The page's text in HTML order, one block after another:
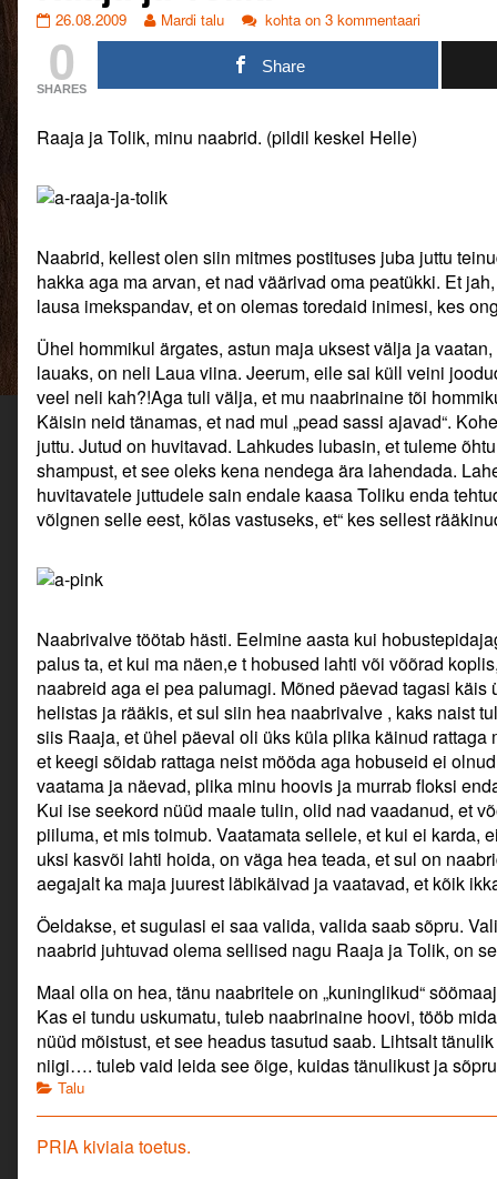
Raaja
Tolik.
published
on
26.08.2009
Read
more
of
Tolik.,
Mardi talu
Raaja
ja
Tolik.
kohta on 3 kommentaari
0
SHARES
Share
Raaja ja Tolik, minu naabrid. (pildil keskel Helle)
Naabrid, kellest olen siin mitmes postituses juba juttu
hakka aga ma arvan, et nad väärivad oma peatükki. Et
lausa imekspandav, et on olemas toredaid inimesi, kes
Ühel hommikul ärgates, astun maja uksest välja ja
lauaks, on neli Laua viina. Jeerum, eile sai küll veini
veel neli kah?!Aga tuli välja, et mu naabrinaine tõi
Käisin neid tänamas, et nad mul „pead sassi ajavad“.
juttu. Jutud on huvitavad. Lahkudes lubasin, et tuleme
shampust, et see oleks kena nendega ära lahendada.
huvitavatele juttudele sain endale kaasa Toliku enda
võlgnen selle eest, kõlas vastuseks, et“ kes sellest
Naabrivalve töötab hästi. Eelmine aasta kui
palus ta, et kui ma näen,e t hobused lahti või võõrad
naabreid aga ei pea palumagi. Mõned päevad tagasi käis
helistas ja rääkis, et sul siin hea naabrivalve , kaks naist
siis Raaja, et ühel päeval oli üks küla plika käinud rattaga
et keegi sõidab rattaga neist mööda aga hobuseid ei
vaatama ja näevad, plika minu hoovis ja murrab floksi
Kui ise seekord nüüd maale tulin, olid nad vaadanud, et
piiluma, et mis toimub. Vaatamata sellele, et kui ei karda,
uksi kasvõi lahti hoida, on väga hea teada, et sul on
aegajalt ka maja juurest läbikäivad ja vaatavad, et kõik
Öeldakse, et sugulasi ei saa valida, valida saab sõpru.
naabrid juhtuvad olema sellised nagu Raaja ja Tolik, on
Maal olla on hea, tänu naabritele on „kuninglikud“
Kas ei tundu uskumatu, tuleb naabrinaine hoovi, tööb
nüüd mõistust, et see headus tasutud saab. Lihtsalt
niigi…. tuleb vaid leida see õige, kuidas tänulikust ja
Categories
Talu
Navigeerimine
Previous
PRIA kiviaia toetus.